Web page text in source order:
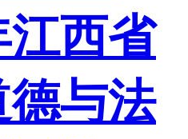
江西省
与法